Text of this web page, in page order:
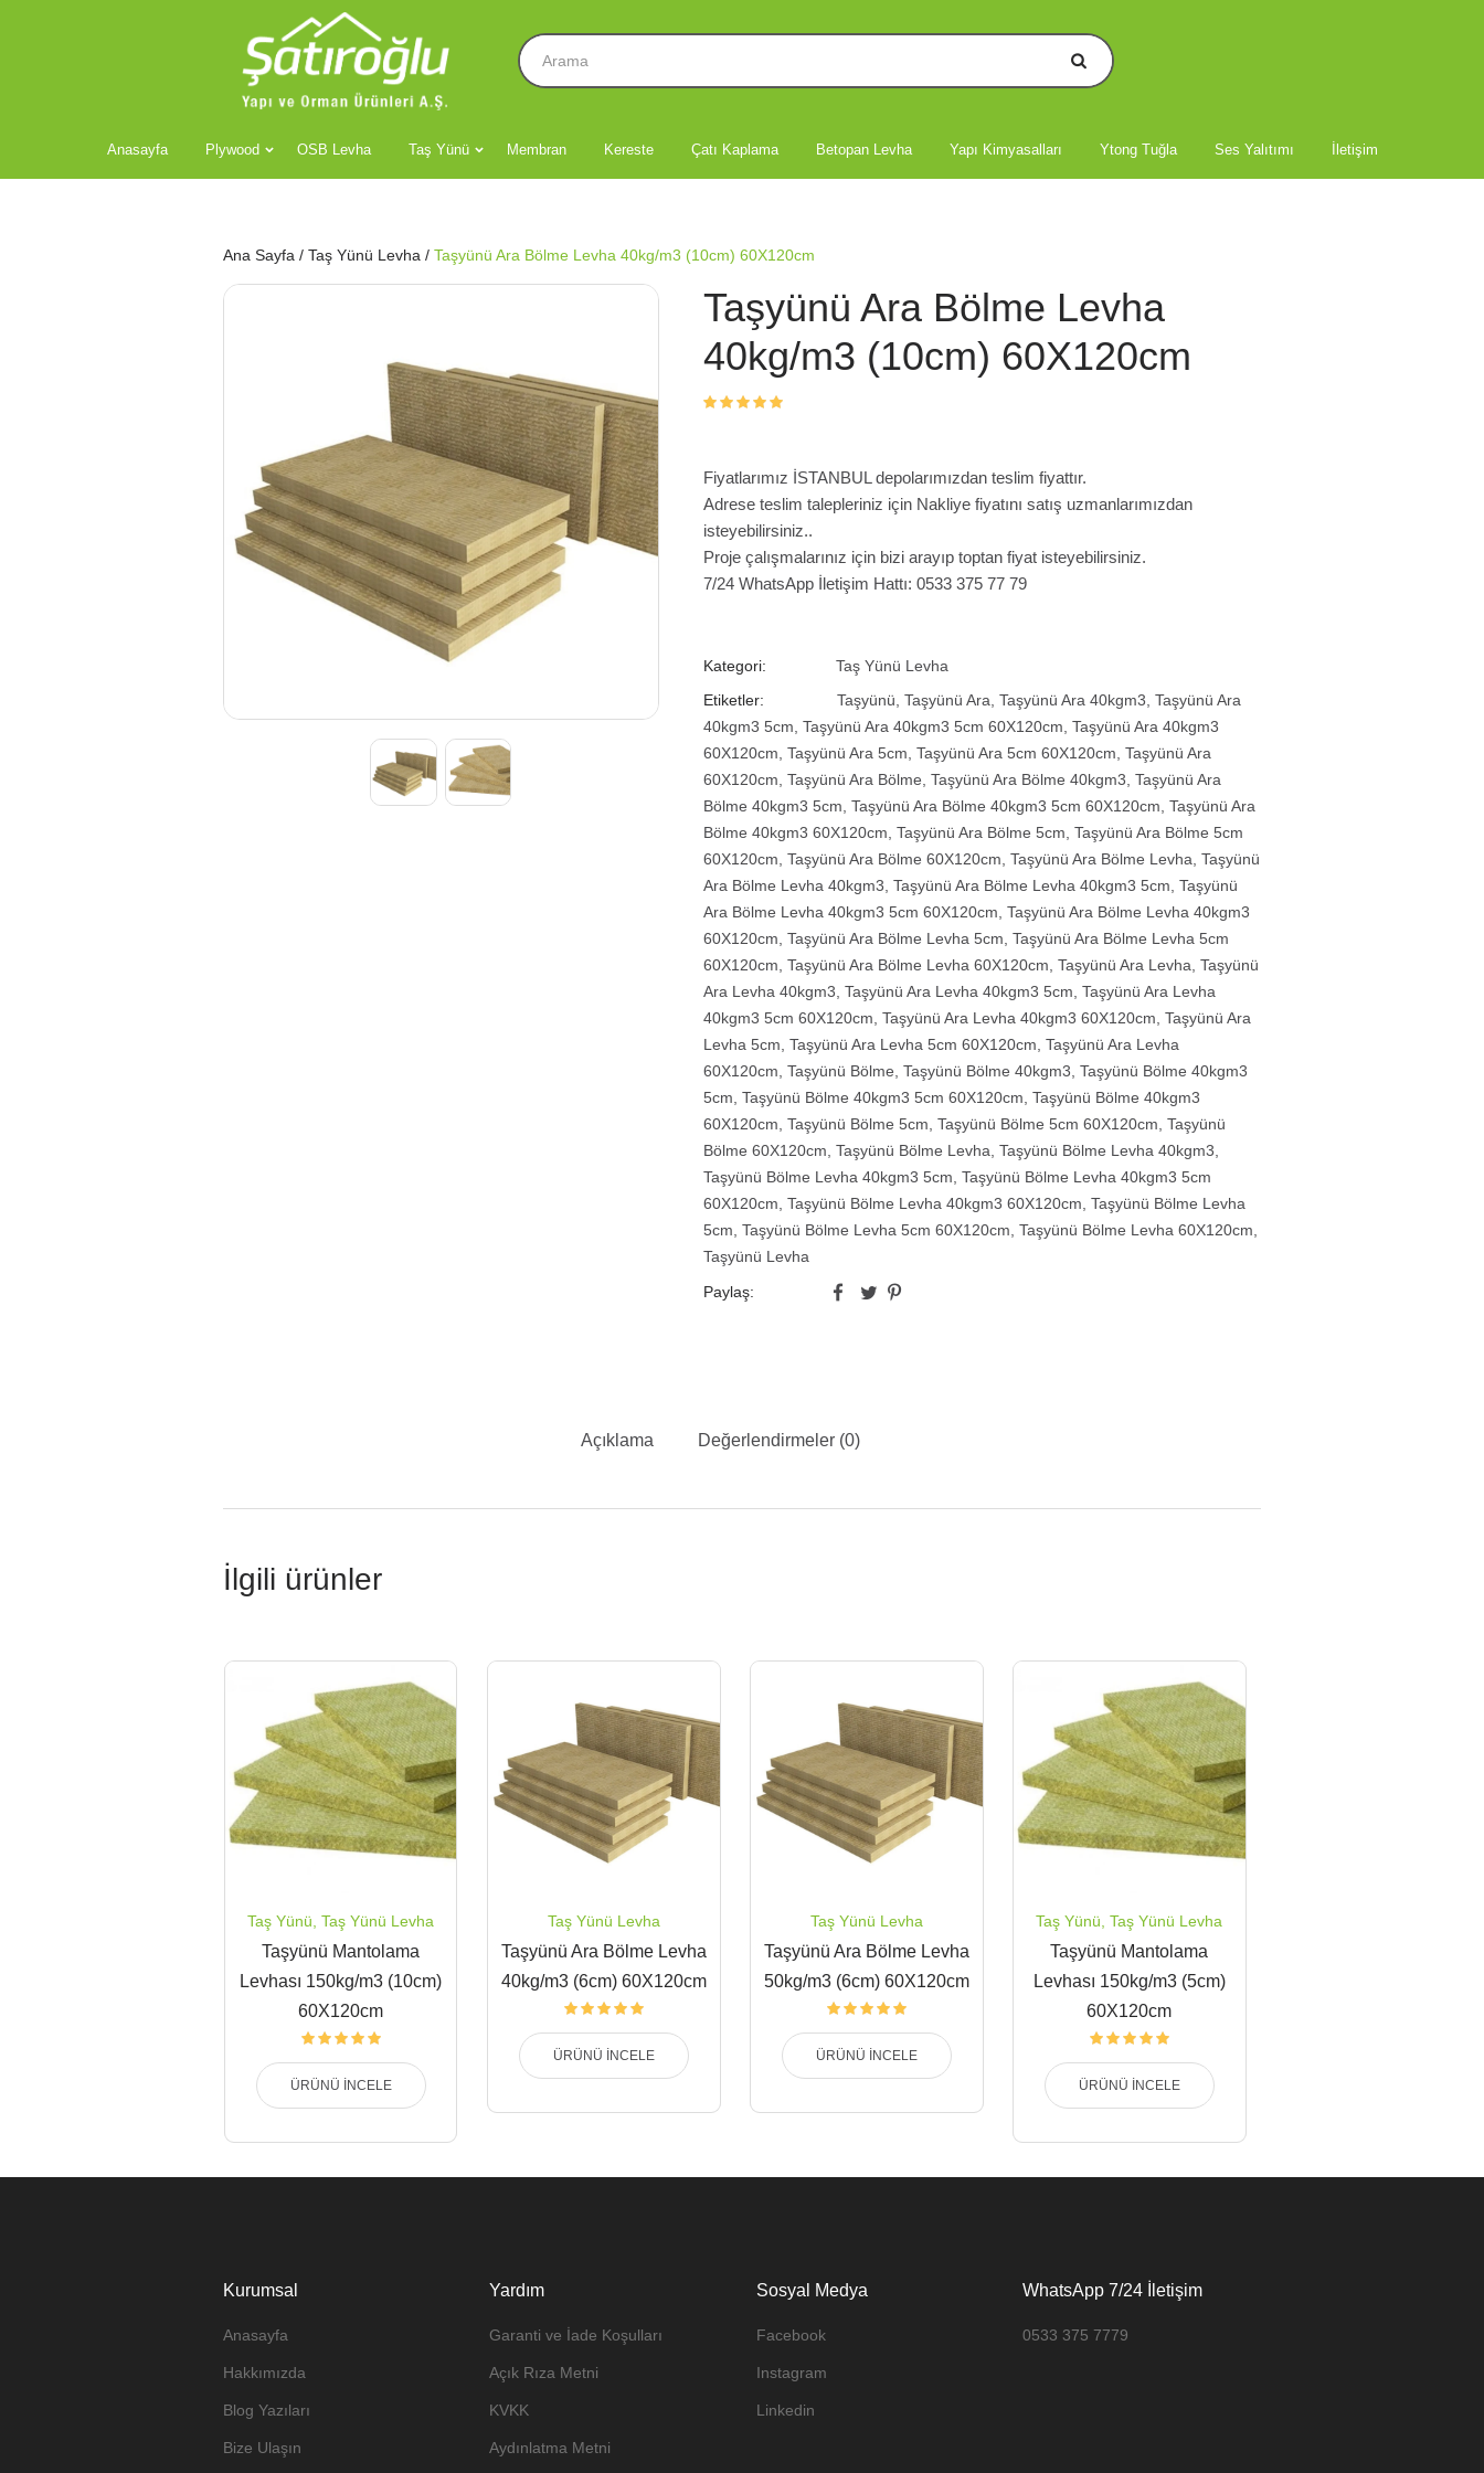
Anasayfa Plywood OSB Levha Taş Yünü Membran Kereste Çatı Kaplama Betopan Levha Yapı Kimyasalları Ytong Tuğla Ses Yalıtımı İletişim
Ana Sayfa / Taş Yünü Levha / Taşyünü Ara Bölme Levha 40kg/m3 (10cm) 60X120cm
Taşyünü Ara Bölme Levha
40kg/m3 (10cm) 60X120cm
Fiyatlarımız İSTANBUL depolarımızdan teslim fiyattır.
Adrese teslim talepleriniz için Nakliye fiyatını satış uzmanlarımızdan
isteyebilirsiniz..
Proje çalışmalarınız için bizi arayıp toptan fiyat isteyebilirsiniz.
7/24 WhatsApp İletişim Hattı: 0533 375 77 79
Kategori:
Taş Yünü Levha
Etiketler:
Taşyünü Taşyünü Ara Taşyünü Ara 40kgm3 Taşyünü Ara
40kgm3 5cm Taşyünü Ara 40kgm3 5cm 60X120cm Taşyünü Ara 40kgm3
60X120cm Taşyünü Ara 5cm Taşyünü Ara 5cm 60X120cm Taşyünü Ara
60X120cm Taşyünü Ara Bölme Taşyünü Ara Bölme 40kgm3 Taşyünü Ara
Bölme 40kgm3 5cm Taşyünü Ara Bölme 40kgm3 5cm 60X120cm Taşyünü Ara
Bölme 40kgm3 60X120cm Taşyünü Ara Bölme 5cm Taşyünü Ara Bölme 5cm
60X120cm Taşyünü Ara Bölme 60X120cm Taşyünü Ara Bölme Levha Taşyünü
Ara Bölme Levha 40kgm3 Taşyünü Ara Bölme Levha 40kgm3 5cm Taşyünü
Ara Bölme Levha 40kgm3 5cm 60X120cm Taşyünü Ara Bölme Levha 40kgm3
60X120cm Taşyünü Ara Bölme Levha 5cm Taşyünü Ara Bölme Levha 5cm
60X120cm Taşyünü Ara Bölme Levha 60X120cm Taşyünü Ara Levha Taşyünü
Ara Levha 40kgm3 Taşyünü Ara Levha 40kgm3 5cm Taşyünü Ara Levha
40kgm3 5cm 60X120cm Taşyünü Ara Levha 40kgm3 60X120cm Taşyünü Ara
Levha 5cm Taşyünü Ara Levha 5cm 60X120cm Taşyünü Ara Levha
60X120cm Taşyünü Bölme Taşyünü Bölme 40kgm3 Taşyünü Bölme 40kgm3
5cm Taşyünü Bölme 40kgm3 5cm 60X120cm Taşyünü Bölme 40kgm3
60X120cm Taşyünü Bölme 5cm Taşyünü Bölme 5cm 60X120cm Taşyünü
Bölme 60X120cm Taşyünü Bölme Levha Taşyünü Bölme Levha 40kgm3
Taşyünü Bölme Levha 40kgm3 5cm Taşyünü Bölme Levha 40kgm3 5cm
60X120cm Taşyünü Bölme Levha 40kgm3 60X120cm Taşyünü Bölme Levha
5cm Taşyünü Bölme Levha 5cm 60X120cm Taşyünü Bölme Levha 60X120cm
Taşyünü Levha
Paylaş:
Açıklama Değerlendirmeler (0)
İlgili ürünler
Taş Yünü ,Taş Yünü Levha
Taşyünü Mantolama
Levhası 150kg/m3 (10cm)
60X120cm
ÜRÜNÜ İNCELE
Taş Yünü Levha
Taşyünü Ara Bölme Levha
40kg/m3 (6cm) 60X120cm
ÜRÜNÜ İNCELE
Taş Yünü Levha
Taşyünü Ara Bölme Levha
50kg/m3 (6cm) 60X120cm
ÜRÜNÜ İNCELE
Taş Yünü ,Taş Yünü Levha
Taşyünü Mantolama
Levhası 150kg/m3 (5cm)
60X120cm
ÜRÜNÜ İNCELE
Kurumsal
Anasayfa
Hakkımızda
Blog Yazıları
Bize Ulaşın
Yardım
Garanti ve İade Koşulları
Açık Rıza Metni
KVKK
Aydınlatma Metni
Sosyal Medya
Facebook
Instagram
Linkedin
WhatsApp 7/24 İletişim
0533 375 7779